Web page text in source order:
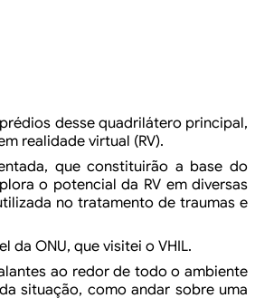
desse quadrilátero principal,
realidade virtual (RV).
que constituirão a base do
o potencial da RV em diversas
no tratamento de traumas e
da ONU, que visitei o VHIL.
ao redor de todo o ambiente
situação, como andar sobre uma